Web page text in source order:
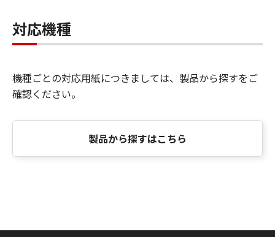
対応機種
機種ごとの対応用紙につきましては、製品から探すをご
確認ください。
製品から探すはこちら